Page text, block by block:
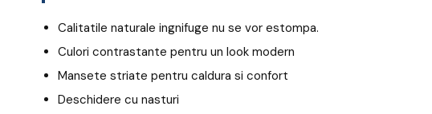
Calitatile naturale ingnifuge nu se vor estompa.
Culori contrastante pentru un look modern
Mansete striate pentru caldura si confort
Deschidere cu nasturi